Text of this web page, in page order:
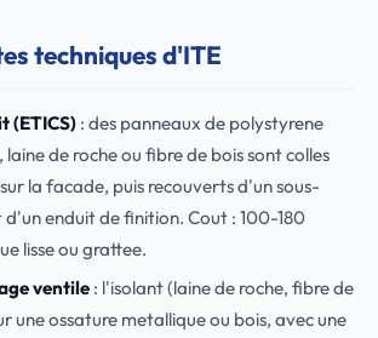
techniques d'ITE
(ETICS): des panneaux de polystyrene
laine de roche ou fibre de bois sont colles
la facade, puis recouverts d'un sous-
enduit de finition. Cout : 100-180
lisse ou grattee.
ventile: l'isolant (laine de roche, fibre de
une ossature metallique ou bois, avec une